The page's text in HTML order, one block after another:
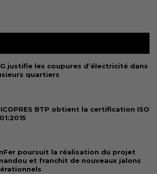
justifie les coupures d’électricité dans
quartiers
BTP obtient la certification ISO
poursuit la réalisation du projet
et franchit de nouveaux jalons